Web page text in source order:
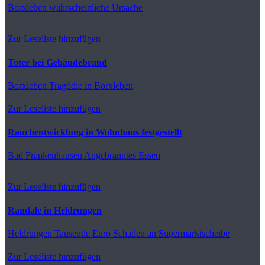
Borxleben wahrscheinliche Ursache
Zur Leseliste hinzufügen
Toter bei Gebäudebrand
Borxleben Tragödie in Borxleben
Zur Leseliste hinzufügen
Rauchentwicklung in Wohnhaus festgestellt
Bad Frankenhausen Angebranntes Essen
Zur Leseliste hinzufügen
Randale in Heldrungen
Heldrungen Tausende Euro Schaden an Supermarktscheibe
Zur Leseliste hinzufügen